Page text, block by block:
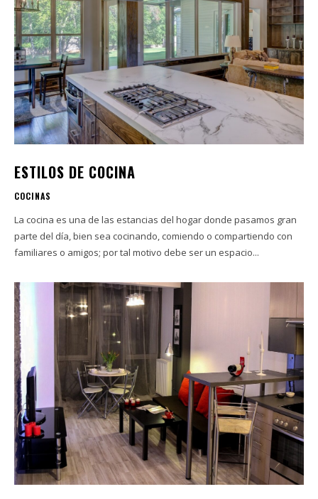
ESTILOS DE COCINA
COCINAS
La cocina es una de las estancias del hogar donde pasamos gran
parte del día, bien sea cocinando, comiendo o compartiendo con
familiares o amigos; por tal motivo debe ser un espacio...